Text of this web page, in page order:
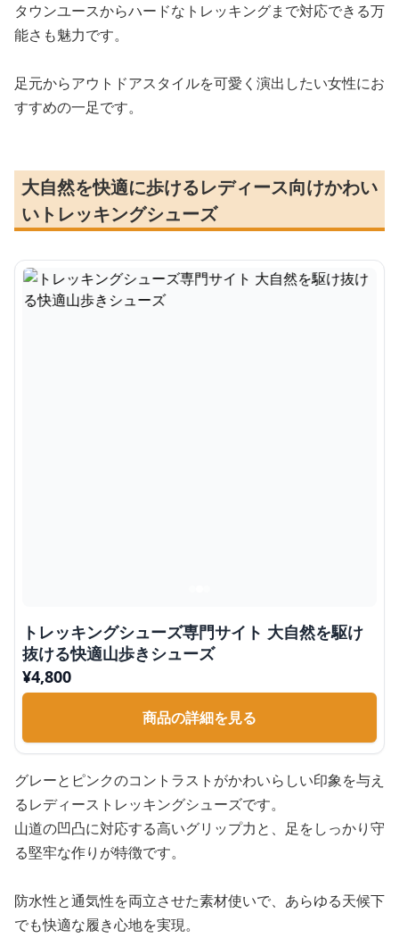
タウンユースからハードなトレッキングまで対応できる万
能さも魅力です。
足元からアウトドアスタイルを可愛く演出したい女性にお
すすめの一足です。
大自然を快適に歩けるレディース向けかわい
いトレッキングシューズ
トレッキングシューズ専門サイト 大自然を駆け
抜ける快適山歩きシューズ
¥4,800
商品の詳細を見る
グレーとピンクのコントラストがかわいらしい印象を与え
るレディーストレッキングシューズです。
山道の凹凸に対応する高いグリップ力と、足をしっかり守
る堅牢な作りが特徴です。
防水性と通気性を両立させた素材使いで、あらゆる天候下
でも快適な履き心地を実現。